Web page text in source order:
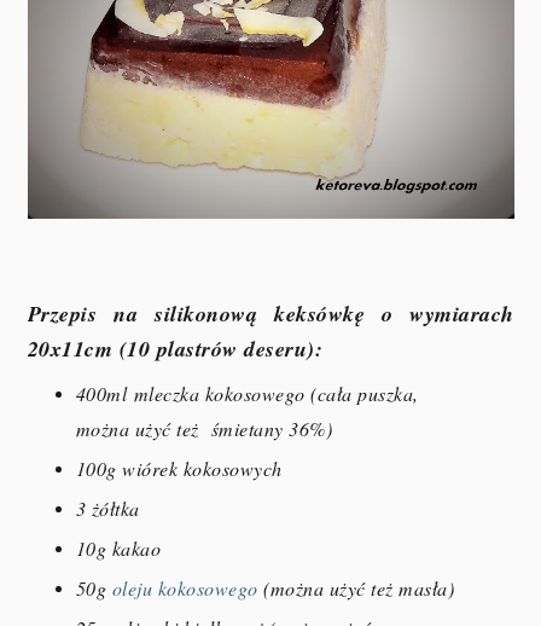
Przepis na silikonową keksówkę o wymiarach
20x11cm (10 plastrów deseru):
400ml mleczka kokosowego (cała puszka,
można użyć też śmietany 36%)
100g wiórek kokosowych
3 żółtka
10g kakao
50g oleju kokosowego (można użyć też masła)